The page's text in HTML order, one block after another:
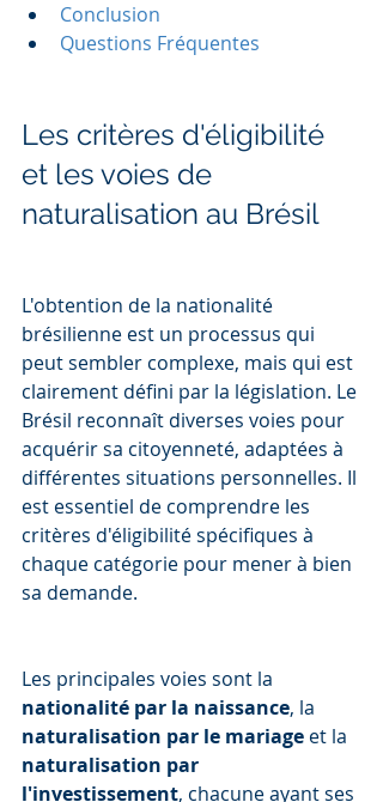
Conclusion
Questions Fréquentes
Les critères d'éligibilité
et les voies de
naturalisation au Brésil
L'obtention de la nationalité
brésilienne est un processus qui
peut sembler complexe, mais qui est
clairement défini par la législation. Le
Brésil reconnaît diverses voies pour
acquérir sa citoyenneté, adaptées à
différentes situations personnelles. Il
est essentiel de comprendre les
critères d'éligibilité spécifiques à
chaque catégorie pour mener à bien
sa demande.
Les principales voies sont la
nationalité par la naissance, la
naturalisation par le mariage et la
naturalisation par
l'investissement, chacune ayant ses